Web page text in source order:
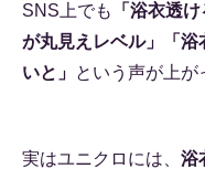
SNS上でも
「浴衣透
が丸見えレベル」「
いと」 という声が上が
実はユニクロには、 浴